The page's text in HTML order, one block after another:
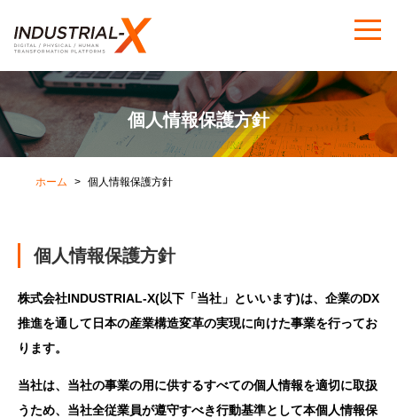
個人情報保護方針
ホーム 個人情報保護方針
個人情報保護方針
株式会社INDUSTRIAL-X(以下「当社」といいます)は、企業のDX
推進を通して日本の産業構造変革の実現に向けた事業を行ってお
ります。
当社は、当社の事業の用に供するすべての個人情報を適切に取扱
うため、当社全従業員が遵守すべき行動基準として本個人情報保